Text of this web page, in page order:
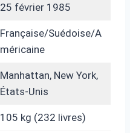
25 février 1985
Française/Suédoise/A
méricaine
Manhattan, New York,
États-Unis
105 kg (232 livres)